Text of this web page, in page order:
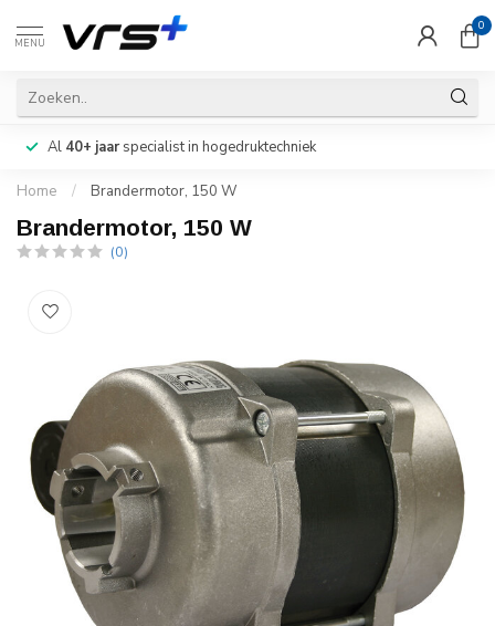
MENU
0
Al 40+ jaarspecialist in hogedruktechniek
Home / Brandermotor, 150 W
Brandermotor, 150 W
(0)